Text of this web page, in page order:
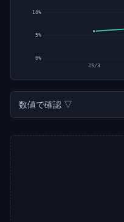
0%
5%
10%
25/3
数値で確認 ▽